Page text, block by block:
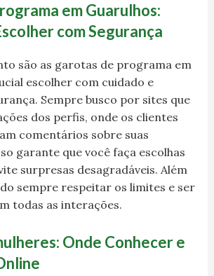
em Guarulhos:
com Segurança
são as garotas de programa em
escolher com cuidado e
Sempre busco por sites que
dos perfis, onde os clientes
comentários sobre suas
garante que você faça escolhas
surpresas desagradáveis. Além
sempre respeitar os limites e ser
todas as interações.
Onde Conhecer e